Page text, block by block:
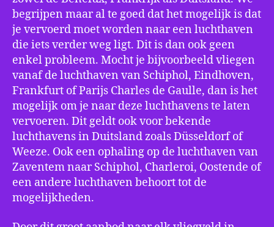
begrijpen maar al te goed dat het mogelijk is dat
je vervoerd moet worden naar een luchthaven
die iets verder weg ligt. Dit is dan ook geen
enkel probleem. Mocht je bijvoorbeeld vliegen
vanaf de luchthaven van Schiphol, Eindhoven,
Frankfurt of Parijs Charles de Gaulle, dan is het
mogelijk om je naar deze luchthavens te laten
vervoeren. Dit geldt ook voor bekende
luchthavens in Duitsland zoals Düsseldorf of
Weeze. Ook een ophaling op de luchthaven van
Zaventem naar Schiphol, Charleroi, Oostende of
een andere luchthaven behoort tot de
mogelijkheden.